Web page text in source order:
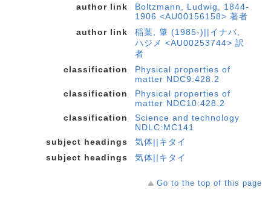
author link
Boltzmann, Ludwig, 1844-
1906 <AU00156158> 著者
author link
稲葉, 肇 (1985-)||イナバ,
ハジメ <AU00253744> 訳
者
classification
Physical properties of
matter NDC9:428.2
classification
Physical properties of
matter NDC10:428.2
classification
Science and technology
NDLC:MC141
subject headings
気体||キタイ
subject headings
気体||キタイ
Go to the top of this page